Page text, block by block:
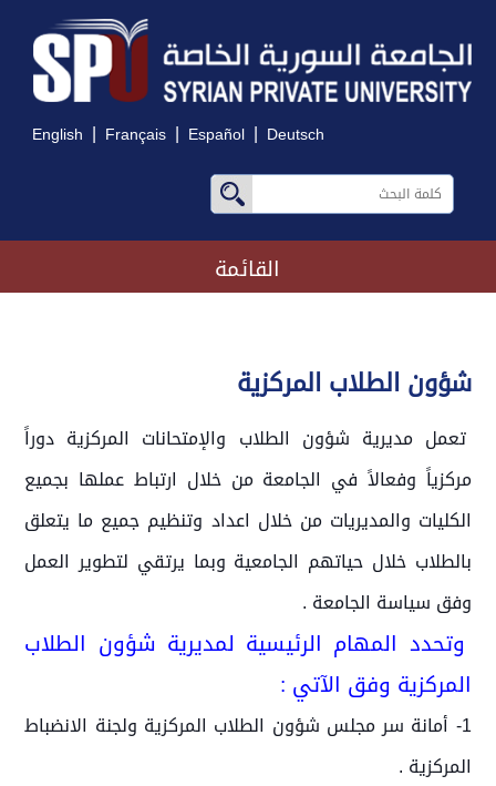
English | Français | Español | Deutsch
القائمة
شؤون الطلاب المركزية
تعمل مديرية شؤون الطلاب والإمتحانات المركزية دوراً
مركزياً وفعالاً في الجامعة من خلال ارتباط عملها بجميع
الكليات والمديريات من خلال اعداد وتنظيم جميع ما يتعلق
بالطلاب خلال حياتهم الجامعية وبما يرتقي لتطوير العمل
وفق سياسة الجامعة .
وتحدد المهام الرئيسية لمديرية شؤون الطلاب
المركزية وفق الآتي :
1- أمانة سر مجلس شؤون الطلاب المركزية ولجنة الانضباط
المركزية .